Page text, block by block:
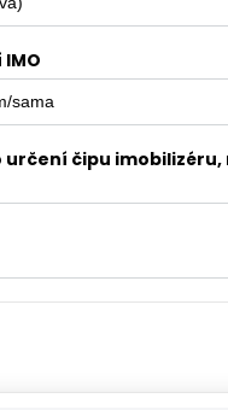
čipu imobilizéru,